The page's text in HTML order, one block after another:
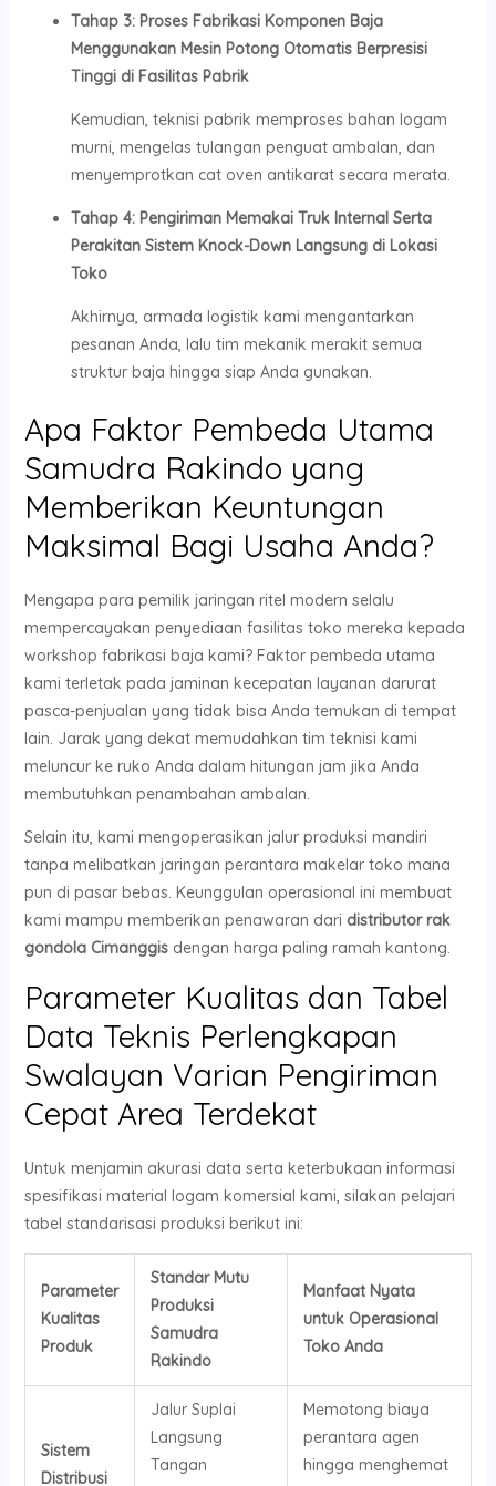
Tahap 3: Proses Fabrikasi Komponen Baja
Menggunakan Mesin Potong Otomatis Berpresisi
Tinggi di Fasilitas Pabrik
Kemudian, teknisi pabrik memproses bahan logam
murni, mengelas tulangan penguat ambalan, dan
menyemprotkan cat oven antikarat secara merata.
Tahap 4: Pengiriman Memakai Truk Internal Serta
Perakitan Sistem Knock-Down Langsung di Lokasi
Toko
Akhirnya, armada logistik kami mengantarkan
pesanan Anda, lalu tim mekanik merakit semua
struktur baja hingga siap Anda gunakan.
Apa Faktor Pembeda Utama
Samudra Rakindo yang
Memberikan Keuntungan
Maksimal Bagi Usaha Anda?
Mengapa para pemilik jaringan ritel modern selalu
mempercayakan penyediaan fasilitas toko mereka kepada
workshop fabrikasi baja kami? Faktor pembeda utama
kami terletak pada jaminan kecepatan layanan darurat
pasca-penjualan yang tidak bisa Anda temukan di tempat
lain. Jarak yang dekat memudahkan tim teknisi kami
meluncur ke ruko Anda dalam hitungan jam jika Anda
membutuhkan penambahan ambalan.
Selain itu, kami mengoperasikan jalur produksi mandiri
tanpa melibatkan jaringan perantara makelar toko mana
pun di pasar bebas. Keunggulan operasional ini membuat
kami mampu memberikan penawaran dari distributor rak
gondola Cimanggisdengan harga paling ramah kantong.
Parameter Kualitas dan Tabel
Data Teknis Perlengkapan
Swalayan Varian Pengiriman
Cepat Area Terdekat
Untuk menjamin akurasi data serta keterbukaan informasi
spesifikasi material logam komersial kami, silakan pelajari
tabel standarisasi produksi berikut ini:
Parameter
Kualitas
Produk
Standar Mutu
Produksi
Samudra
Rakindo
Manfaat Nyata
untuk Operasional
Toko Anda
Sistem
Distribusi
Jalur Suplai
Langsung
Tangan
Memotong biaya
perantara agen
hingga menghemat